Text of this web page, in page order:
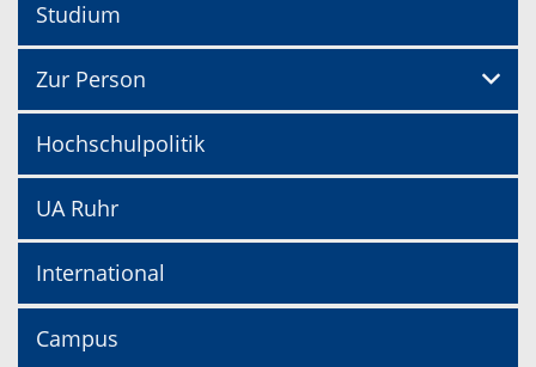
Studium
Zur Person
Hochschulpolitik
UA Ruhr
International
Campus